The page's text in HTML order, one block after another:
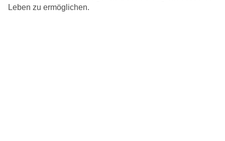
Leben zu ermöglichen.